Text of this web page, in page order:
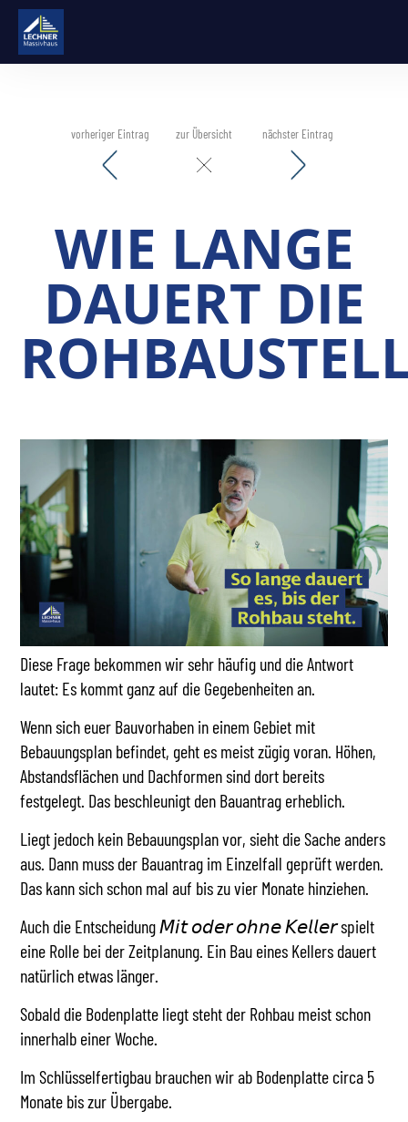
vorheriger Eintrag zur Übersicht nächster Eintrag
WIE LANGE
DAUERT DIE
Diese Frage bekommen wir sehr häufig und die Antwort
lautet: Es kommt ganz auf die Gegebenheiten an.
Wenn sich euer Bauvorhaben in einem Gebiet mit
Bebauungsplan befindet, geht es meist zügig voran. Höhen,
Abstandsflächen und Dachformen sind dort bereits
festgelegt. Das beschleunigt den Bauantrag erheblich.
Liegt jedoch kein Bebauungsplan vor, sieht die Sache anders
aus. Dann muss der Bauantrag im Einzelfall geprüft werden.
Das kann sich schon mal auf bis zu vier Monate hinziehen.
Auch die Entscheidung 𝘔𝘪𝘵 𝘰𝘥𝘦𝘳 𝘰𝘩𝘯𝘦 𝘒𝘦𝘭𝘭𝘦𝘳 spielt
eine Rolle bei der Zeitplanung. Ein Bau eines Kellers dauert
natürlich etwas länger.
Sobald die Bodenplatte liegt steht der Rohbau meist schon
innerhalb einer Woche.
Im Schlüsselfertigbau brauchen wir ab Bodenplatte circa 5
Monate bis zur Übergabe.